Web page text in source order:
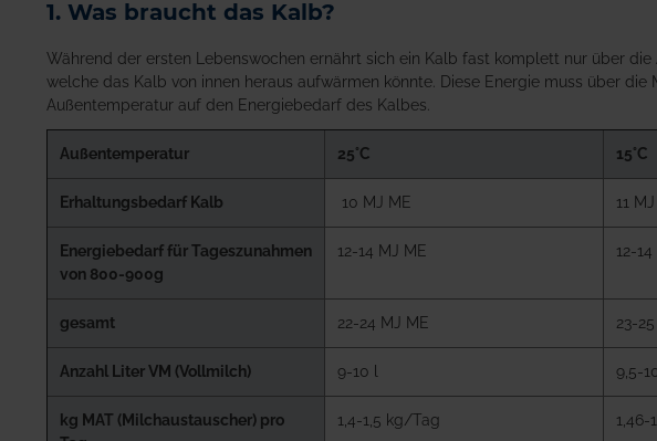
1. Was braucht das Kalb?
Während der ersten Lebenswochen ernährt sich ein Kalb fast komplett nur über
welche das Kalb von innen heraus aufwärmen könnte. Diese Energie muss über
Außentemperatur auf den Energiebedarf des Kalbes.
Außentemperatur 25°C 15°C
Erhaltungsbedarf Kalb 10 MJ ME 11
Energiebedarf für Tageszunahmen
von 800-900g
12-14 MJ ME 12-
gesamt 22-24 MJ ME 23-
Anzahl Liter VM (Vollmilch) 9-10 l 9,5-
kg MAT (Milchaustauscher) pro
1,4-1,5 kg/Tag 1,46-